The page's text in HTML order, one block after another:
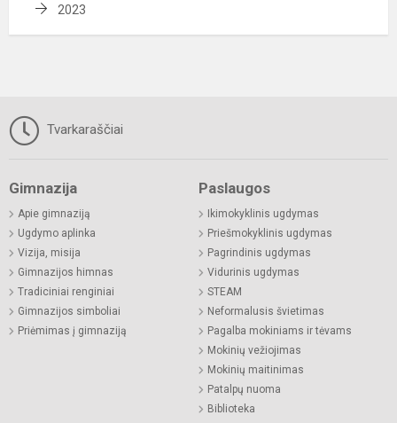
2023
Tvarkaraščiai
Gimnazija
Apie gimnaziją
Ugdymo aplinka
Vizija, misija
Gimnazijos himnas
Tradiciniai renginiai
Gimnazijos simboliai
Priėmimas į gimnaziją
Paslaugos
Ikimokyklinis ugdymas
Priešmokyklinis ugdymas
Pagrindinis ugdymas
Vidurinis ugdymas
STEAM
Neformalusis švietimas
Pagalba mokiniams ir tėvams
Mokinių vežiojimas
Mokinių maitinimas
Patalpų nuoma
Biblioteka